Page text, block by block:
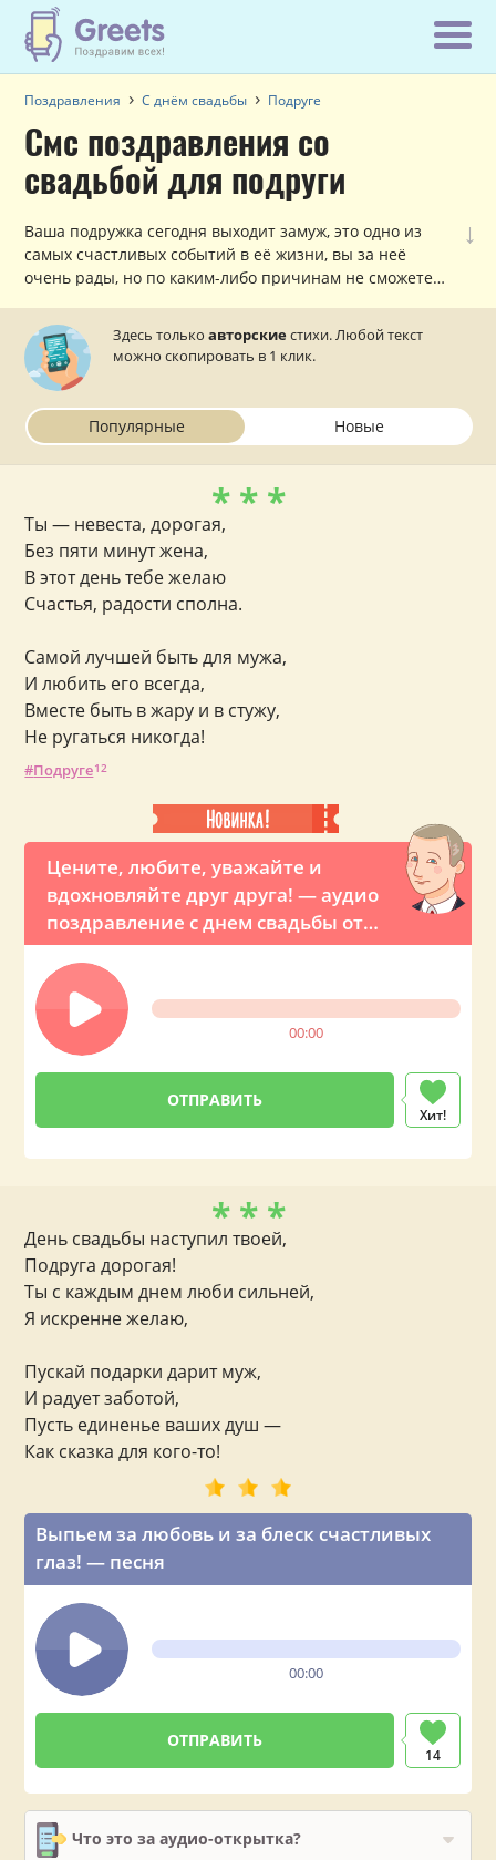
Поздравления С днём свадьбы Подруге
Смс поздравления со
свадьбой для подруги
↓
Ваша подружка сегодня выходит замуж, это одно из
самых счастливых событий в её жизни, вы за неё
очень рады, но по каким-либо причинам не сможете
поздравить подругу со свадьбой можно и по смс в
стихах!
Здесь толькоавторские стихи. Любой текст
можно скопировать в 1 клик.
Популярные Новые
Цените, любите, уважайте и
вдохновляйте друг друга! — аудио
поздравление с днем свадьбы от
Путина
00:00
Хит!
* * *
Ты — невеста, дорогая,
Без пяти минут жена,
В этот день тебе желаю
Счастья, радости сполна.
Самой лучшей быть для мужа,
И любить его всегда,
Вместе быть в жару и в стужу,
Не ругаться никогда!
Подруге12
Выпьем за любовь и за блеск счастливых
глаз! — песня
00:00
14
Что это за аудио-открытка?
* * *
День свадьбы наступил твоей,
Подруга дорогая!
Ты с каждым днем люби сильней,
Я искренне желаю,
Пускай подарки дарит муж,
И радует заботой,
Пусть единенье ваших душ —
Как сказка для кого-то!